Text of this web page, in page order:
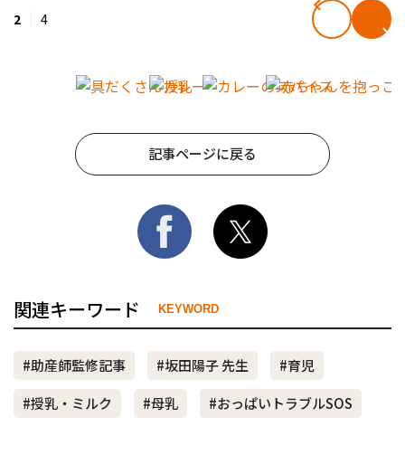
2 4
記事ページに戻る
関連キーワード KEYWORD
#助産師監修記事 #坂田陽子 先生
#育児
#授乳・ミルク
#母乳 #おっぱいトラブルSOS